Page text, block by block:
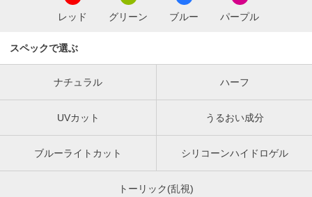
レッド グリーン ブルー パープル
スペックで選ぶ
ナチュラル ハーフ
UVカット うるおい成分
ブルーライトカット シリコーンハイドロゲル
トーリック(乱視)